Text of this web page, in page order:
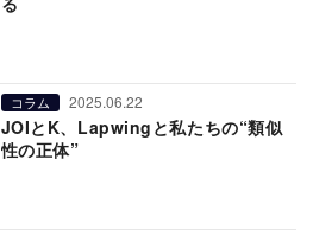
コラム 2025.06.22
JOIとK、Lapwingと私たちの“類似
性の正体”